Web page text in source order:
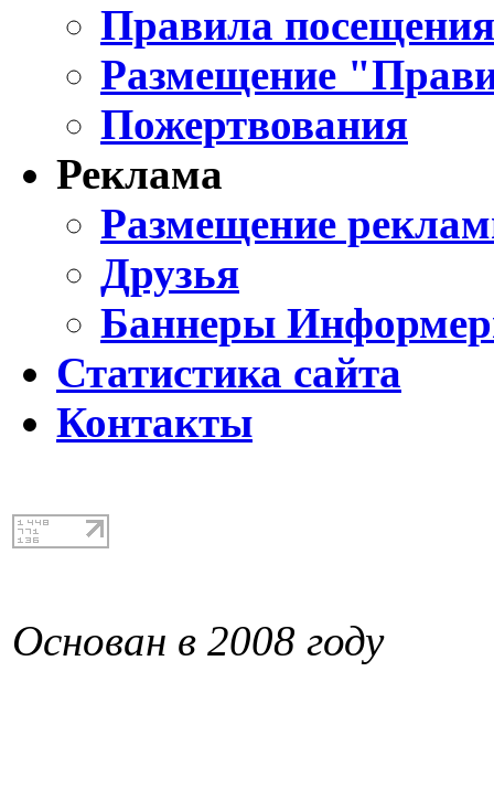
Правила
Размещение
Пожертвования
Реклама
Размещение
Друзья
Баннеры
Статистика сайта
Контакты
Основан в 2008 году